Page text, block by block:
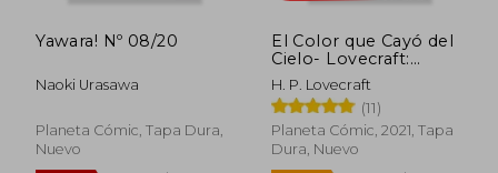
Yawara! Nº 08/20
Naoki Urasawa
Planeta Cómic, Tapa Dura,
Nuevo
El Color que Cayó del
Cielo- Lovecraft:
Adaptación de gou
Tanabe (Manga
Seinen)
H. P. Lovecraft
(11)
Planeta Cómic, 2021, Tapa
Dura, Nuevo